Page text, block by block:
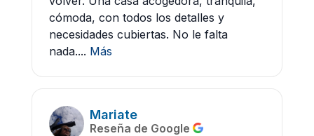
cómoda, con todos los detalles y
necesidades cubiertas. No le falta
nada.... Más
Mariate
Reseña de Google